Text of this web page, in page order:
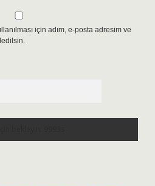
için adım, e-posta adresim ve